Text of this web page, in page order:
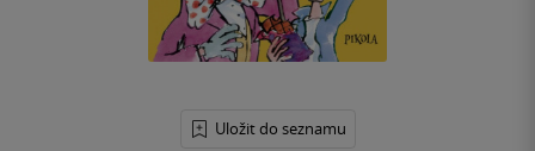
Uložit do seznamu